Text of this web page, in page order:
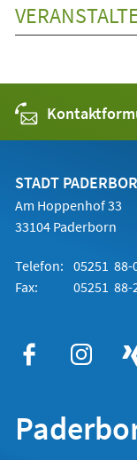
STADT
Am Hoppenhof 33
33104 Paderborn
Telefon: 05251 88-
Fax:
05251 88-